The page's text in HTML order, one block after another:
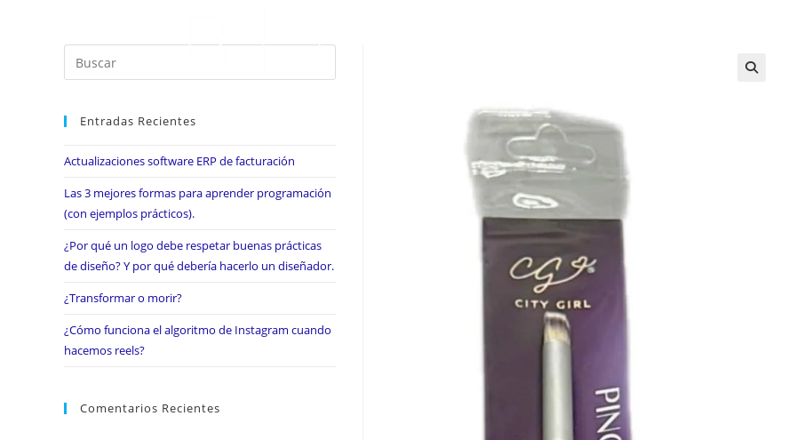
Entradas Recientes
Actualizaciones software ERP de facturación
Las 3 mejores formas para aprender programación
(con ejemplos prácticos).
¿Por qué un logo debe respetar buenas prácticas
de diseño? Y por qué debería hacerlo un diseñador.
¿Transformar o morir?
¿Cómo funciona el algoritmo de Instagram cuando
hacemos reels?
Comentarios Recientes